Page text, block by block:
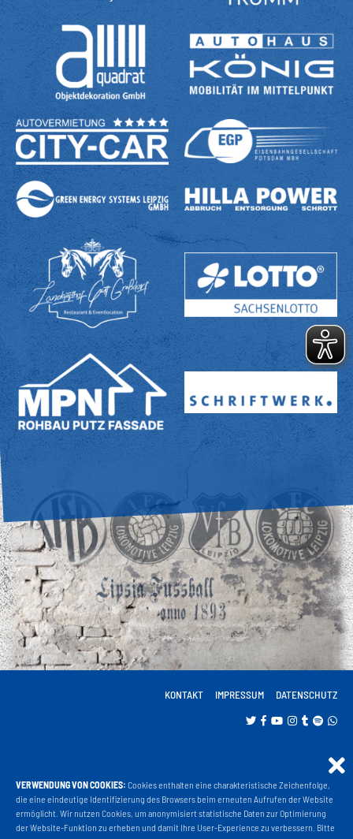
KONTAKT IMPRESSUM DATENSCHUTZ
Projekt Liga 3
VERWENDUNG VON COOKIES: Cookies enthalten eine charakteristische Zeichenfolge,
die eine eindeutige Identifizierung des Browsers beim erneuten Aufrufen der Website
ermöglicht. Wir nutzen Cookies, um anonymisiert statistische Daten zur Optimierung
der Website-Funktion zu erheben und damit Ihre User-Experience zu verbessern. Bitte